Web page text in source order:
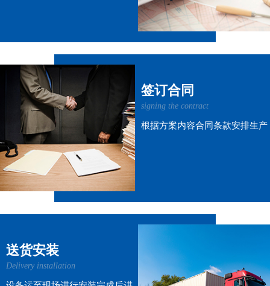
签订合同
signing the contract
根据方案内容合同条款安排生产
送货安装
Delivery installation